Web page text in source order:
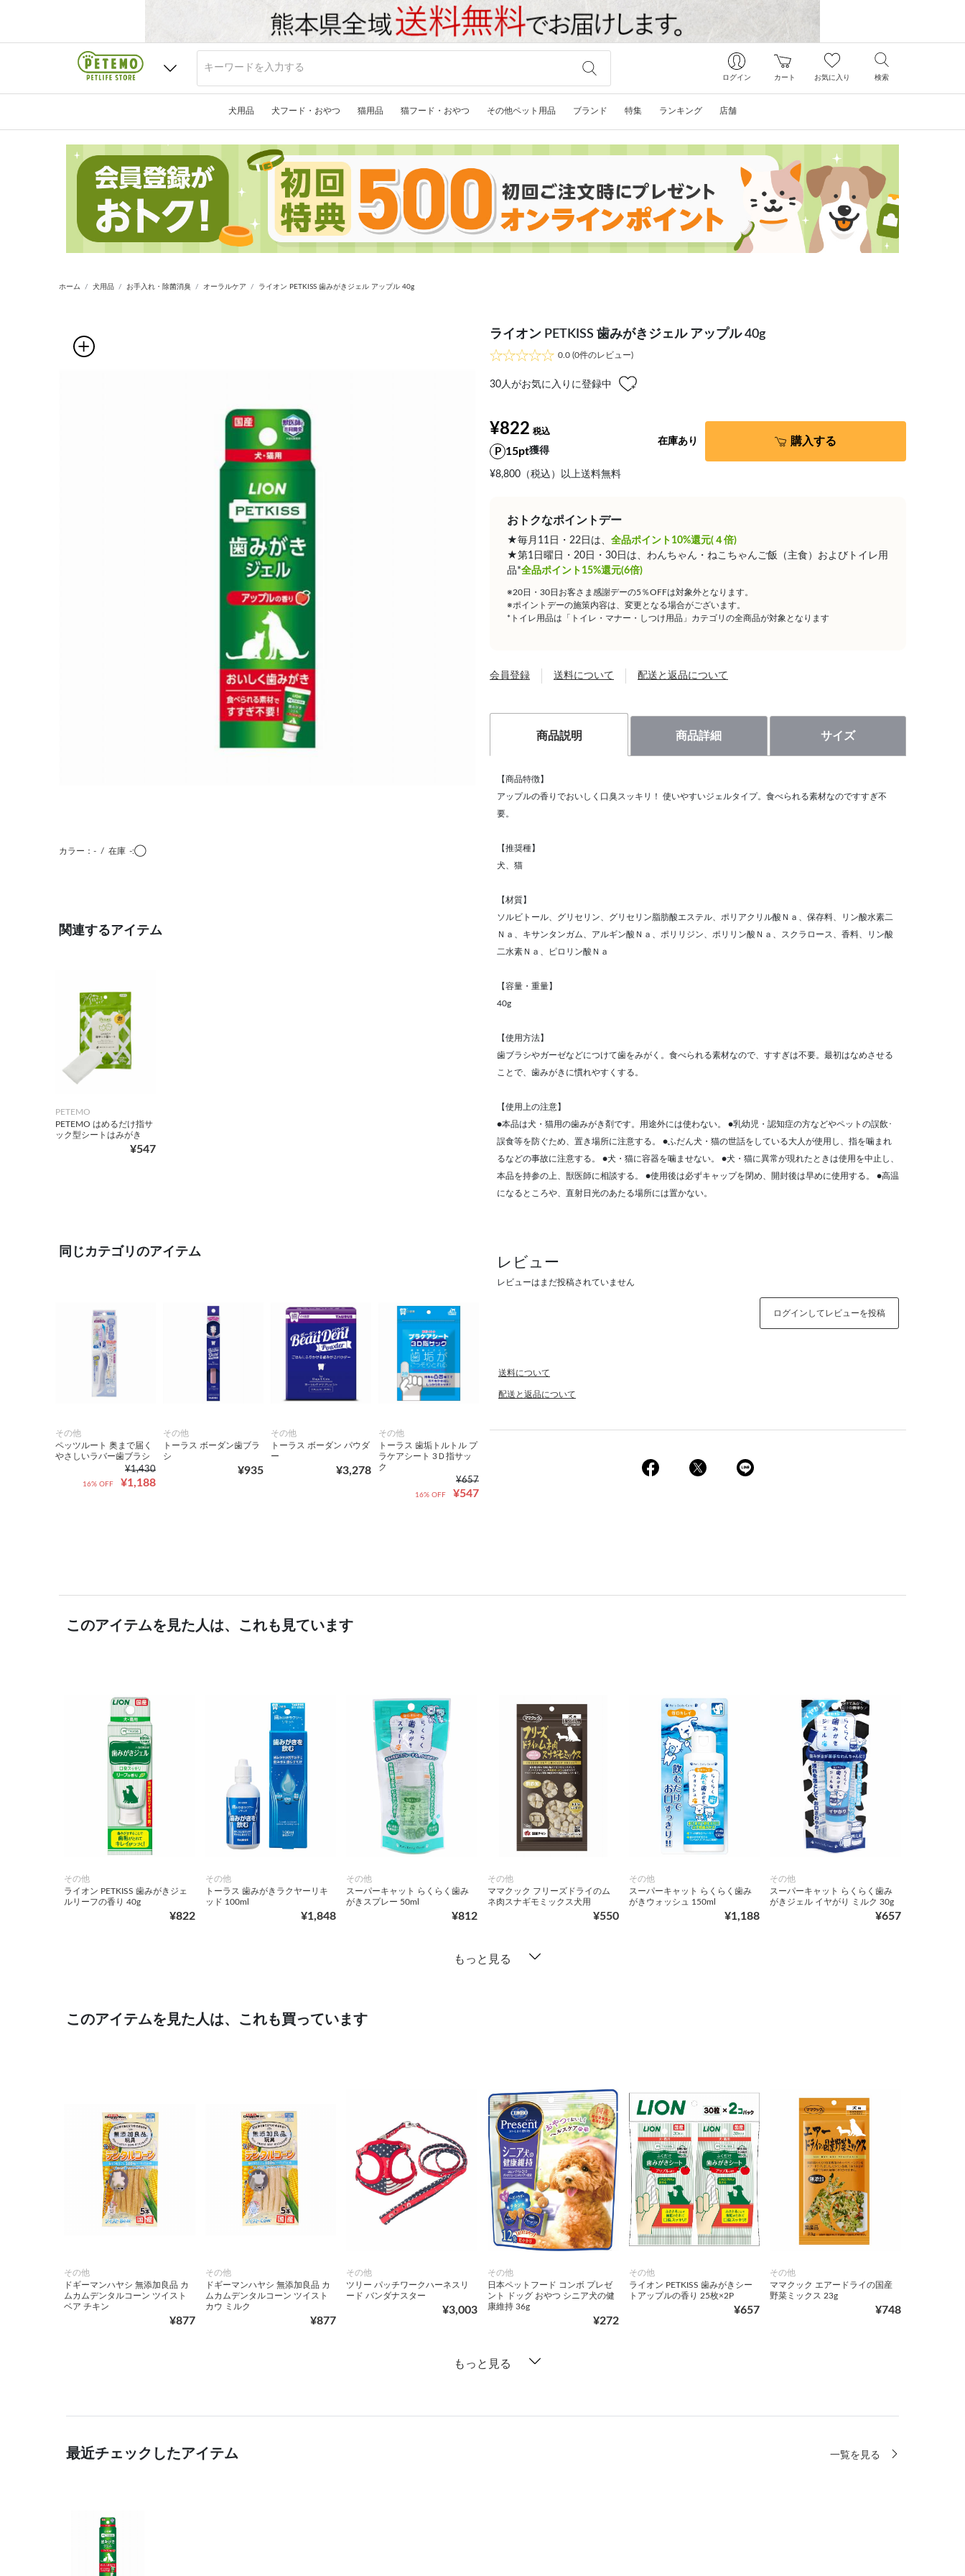
ログイン カート お気に入り 検索
犬用品 犬フード・おやつ 猫用品 猫フード・おやつ その他ペット用品 ブランド 特集 ランキング 店舗
ホーム 犬用品 お手入れ・除菌消臭 オーラルケア ライオン PETKISS 歯みがきジェル アップル 40g
カラー：- / 在庫 -:◯
関連するアイテム
PETEMO
PETEMO はめるだけ指サ
ック型シートはみがき
¥547
同じカテゴリのアイテム
その他
ペッツルート 奥まで届く
やさしいラバー歯ブラシ
¥1,430
¥1,188
16% OFF
その他
トーラス ボーダン歯ブラ
シ
¥935
その他
トーラス ボーダン パウダ
ー
¥3,278
その他
トーラス 歯垢トルトル プ
ラケアシート 3Ｄ指サッ
ク
¥657
¥547
16% OFF
ライオン PETKISS 歯みがきジェル アップル 40g
0.0 (0件のレビュー)
30人がお気に入りに登録中
¥822
15pt獲得
¥8,800（税込）以上送料無料
在庫あり 購入する
おトクなポイントデー
★毎月11日・22日は、 全品ポイント10%還元(４倍)
★第1日曜日・20日・30日は、わんちゃん・ねこちゃんご飯（主食）およびトイレ用
品*全品ポイント15%還元(6倍)
※20日・30日お客さま感謝デーの5％OFFは対象外となります。
※ポイントデーの施策内容は、変更となる場合がございます。
*トイレ用品は「トイレ・マナー・しつけ用品」カテゴリの全商品が対象となります
会員登録 送料について 配送と返品について
商品説明 商品詳細 サイズ
【商品特徴】
アップルの香りでおいしく口臭スッキリ！ 使いやすいジェルタイプ。食べられる素材なのですすぎ不
要。
【推奨種】
犬、猫
【材質】
ソルビトール、グリセリン、グリセリン脂肪酸エステル、ポリアクリル酸Ｎａ、保存料、リン酸水素二
Ｎａ、キサンタンガム、アルギン酸Ｎａ、ポリリジン、ポリリン酸Ｎａ、スクラロース、香料、リン酸
二水素Ｎａ、ピロリン酸Ｎａ
【容量・重量】
40g
【使用方法】
歯ブラシやガーゼなどにつけて歯をみがく。食べられる素材なので、すすぎは不要。最初はなめさせる
ことで、歯みがきに慣れやすくする。
【使用上の注意】
●本品は犬・猫用の歯みがき剤です。用途外には使わない。 ●乳幼児・認知症の方などやペットの誤飲･
誤食等を防ぐため、置き場所に注意する。 ●ふだん犬・猫の世話をしている大人が使用し、指を噛まれ
るなどの事故に注意する。 ●犬・猫に容器を噛ませない。 ●犬・猫に異常が現れたときは使用を中止し、
本品を持参の上、獣医師に相談する。 ●使用後は必ずキャップを閉め、開封後は早めに使用する。 ●高温
になるところや、直射日光のあたる場所には置かない。
レビュー
レビューはまだ投稿されていません
ログインしてレビューを投稿
送料について
配送と返品について
このアイテムを見た人は、これも見ています
その他
ライオン PETKISS 歯みがきジェ
ルリーフの香り 40g
¥822
その他
トーラス 歯みがきラクヤーリキ
ッド 100ml
¥1,848
その他
スーパーキャット らくらく歯み
がきスプレー 50ml
¥812
その他
ママクック フリーズドライのム
ネ肉スナギモミックス犬用
¥550
その他
スーパーキャット らくらく歯み
がきウォッシュ 150ml
¥1,188
その他
スーパーキャット らくらく歯み
がきジェル イヤがり ミルク 30g
¥657
もっと見る
このアイテムを見た人は、これも買っています
その他
ドギーマンハヤシ 無添加良品 カ
ムカムデンタルコーン ツイスト
ベア チキン
¥877
その他
ドギーマンハヤシ 無添加良品 カ
ムカムデンタルコーン ツイスト
カウ ミルク
¥877
その他
ツリー パッチワークハーネスリ
ード バンダナスター
¥3,003
その他
日本ペットフード コンボ プレゼ
ント ドッグ おやつ シニア犬の健
康維持 36g
¥272
その他
ライオン PETKISS 歯みがきシー
トアップルの香り 25枚×2P
¥657
その他
ママクック エアードライの国産
野菜ミックス 23g
¥748
もっと見る
最近チェックしたアイテム 一覧を見る